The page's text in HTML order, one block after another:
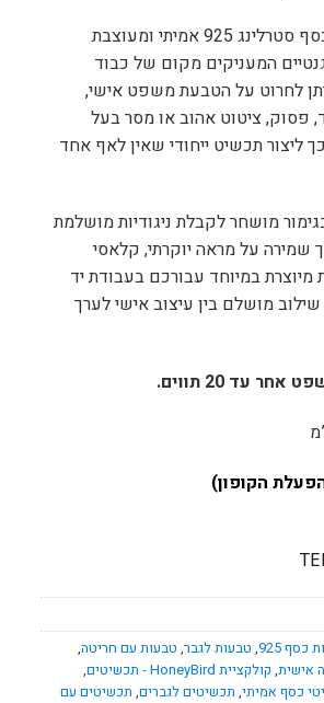
הטבעת מיוצרת מכסף סטרלינג 925 אמיתי ומעוצבת
המעניקים מקום של כבוד
לחרוט על הטבעת משפט אישי,
פסוק, ציטוט אהוב או מסר בעל
ליצור תכשיט ייחודי שאין לאף אחד
מושחר לקבלת ניגודיות מושלמת
שמירה על מראה יוקרתי, קלאסי
מיוצרת במיוחד עבורכם בעבודת יד
מושלם בין עיצוב אישי לערך
עד 20 תווים.
הקופון)
כסף 925 , טבעות לגבר, טבעות עם חריטה,
אישית, קולקציית HoneyBird - תכשיטים
,
כסף אמיתי, תכשיטים לגברים, תכשיטים עם